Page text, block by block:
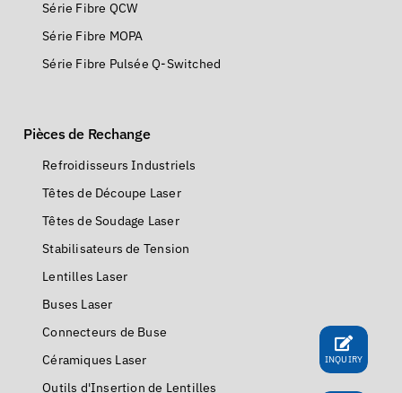
Série Fibre QCW
Série Fibre MOPA
Série Fibre Pulsée Q-Switched
Pièces de Rechange
Refroidisseurs Industriels
Têtes de Découpe Laser
Têtes de Soudage Laser
Stabilisateurs de Tension
Lentilles Laser
Buses Laser
Connecteurs de Buse
Céramiques Laser
Outils d'Insertion de Lentilles
INQUIRY